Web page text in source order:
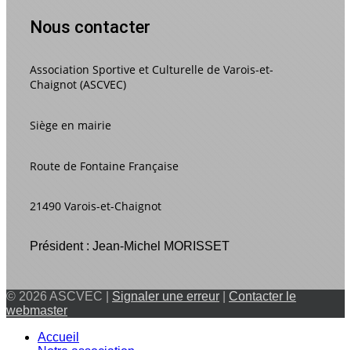
Nous contacter
Association Sportive et Culturelle de Varois-et-
Chaignot (ASCVEC)
Siège en mairie
Route de Fontaine Française
21490 Varois-et-Chaignot
Président : Jean-Michel MORISSET
© 2026 ASCVEC | Signaler une erreur
Contacter le
webmaster
Accueil